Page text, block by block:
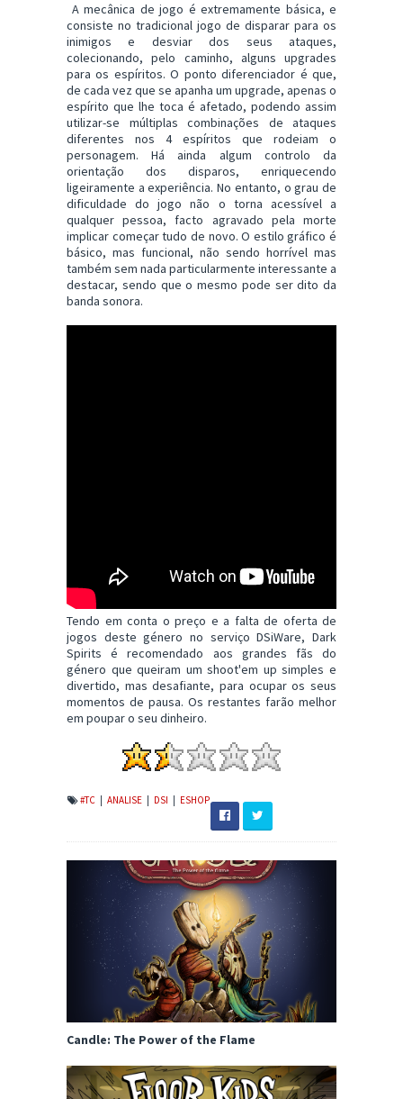
A mecânica de jogo é extremamente básica, e
consiste no tradicional jogo de disparar para os
inimigos e desviar dos seus ataques,
colecionando, pelo caminho, alguns upgrades
para os espíritos. O ponto diferenciador é que,
de cada vez que se apanha um upgrade, apenas o
espírito que lhe toca é afetado, podendo assim
utilizar-se múltiplas combinações de ataques
diferentes nos 4 espíritos que rodeiam o
personagem. Há ainda algum controlo da
orientação dos disparos, enriquecendo
ligeiramente a experiência. No entanto, o grau de
dificuldade do jogo não o torna acessível a
qualquer pessoa, facto agravado pela morte
implicar começar tudo de novo. O estilo gráfico é
básico, mas funcional, não sendo horrível mas
também sem nada particularmente interessante a
destacar, sendo que o mesmo pode ser dito da
banda sonora.
Tendo em conta o preço e a falta de oferta de
jogos deste género no serviço DSiWare, Dark
Spirits é recomendado aos grandes fãs do
género que queiram um shoot'em up simples e
divertido, mas desafiante, para ocupar os seus
momentos de pausa. Os restantes farão melhor
em poupar o seu dinheiro.
#TC ANALISE DSI ESHOP
Candle: The Power of the Flame